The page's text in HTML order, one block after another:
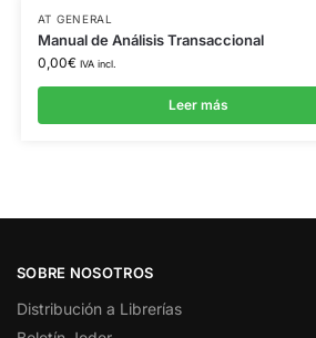
AT GENERAL
Manual de Análisis Transaccional
0,00€ IVA incl.
Leer más
SOBRE NOSOTROS
Distribución a Librerías